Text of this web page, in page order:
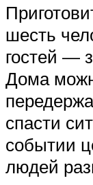
шесть
гостей —
Дома
спасти
событии
людей